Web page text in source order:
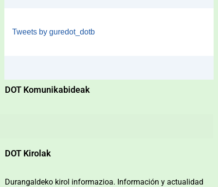
Tweets by guredot_dotb
DOT Komunikabideak
DOT Kirolak
Durangaldeko kirol informazioa. Información y actualidad